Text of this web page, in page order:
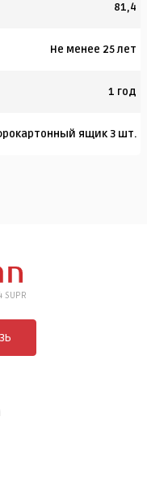
81,4
Не менее 25 лет
1 год
ящик 3 шт.